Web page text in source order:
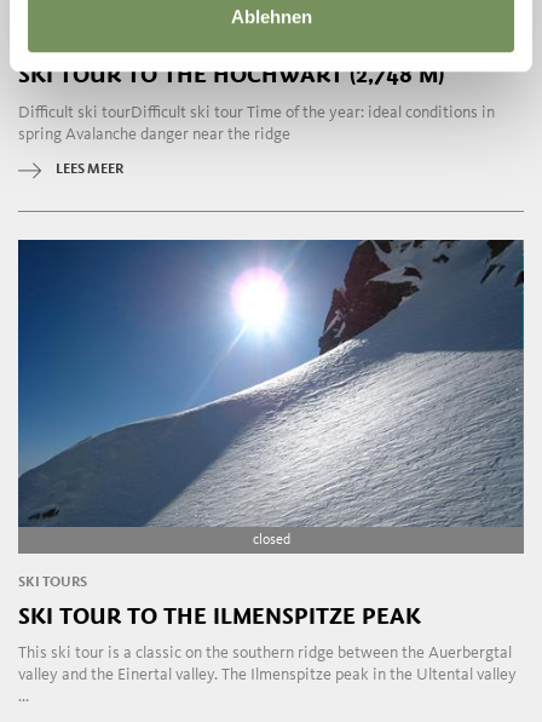
Ablehnen
SKI TOUR TO THE HOCHWART (2,748 M)
Difficult ski tourDifficult ski tour Time of the year: ideal conditions in
spring Avalanche danger near the ridge
LEES MEER
closed
SKI TOURS
SKI TOUR TO THE ILMENSPITZE PEAK
This ski tour is a classic on the southern ridge between the Auerbergtal
valley and the Einertal valley. The Ilmenspitze peak in the Ultental valley
...